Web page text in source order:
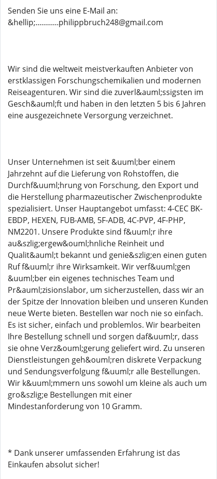
Senden Sie uns eine E-Mail an:
&hellip;............philippbruch248@gmail.com
Wir sind die weltweit meistverkauften Anbieter von
erstklassigen Forschungschemikalien und modernen
Reiseagenturen. Wir sind die zuverl&auml;ssigsten im
Gesch&auml;ft und haben in den letzten 5 bis 6 Jahren
eine ausgezeichnete Versorgung verzeichnet.
Unser Unternehmen ist seit &uuml;ber einem
Jahrzehnt auf die Lieferung von Rohstoffen, die
Durchf&uuml;hrung von Forschung, den Export und
die Herstellung pharmazeutischer Zwischenprodukte
spezialisiert. Unser Hauptangebot umfasst: 4-CEC BK-
EBDP, HEXEN, FUB-AMB, 5F-ADB, 4C-PVP, 4F-PHP,
NM2201. Unsere Produkte sind f&uuml;r ihre
au&szlig;ergew&ouml;hnliche Reinheit und
Qualit&auml;t bekannt und genie&szlig;en einen guten
Ruf f&uuml;r ihre Wirksamkeit. Wir verf&uuml;gen
&uuml;ber ein eigenes technisches Team und
Pr&auml;zisionslabor, um sicherzustellen, dass wir an
der Spitze der Innovation bleiben und unseren Kunden
neue Werte bieten. Bestellen war noch nie so einfach.
Es ist sicher, einfach und problemlos. Wir bearbeiten
Ihre Bestellung schnell und sorgen daf&uuml;r, dass
sie ohne Verz&ouml;gerung geliefert wird. Zu unseren
Dienstleistungen geh&ouml;ren diskrete Verpackung
und Sendungsverfolgung f&uuml;r alle Bestellungen.
Wir k&uuml;mmern uns sowohl um kleine als auch um
gro&szlig;e Bestellungen mit einer
Mindestanforderung von 10 Gramm.
* Dank unserer umfassenden Erfahrung ist das
Einkaufen absolut sicher!